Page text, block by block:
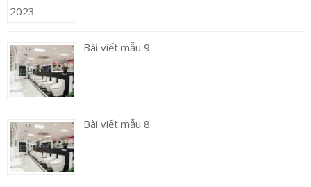
Bài viết mẫu 9
Bài viết mẫu 8